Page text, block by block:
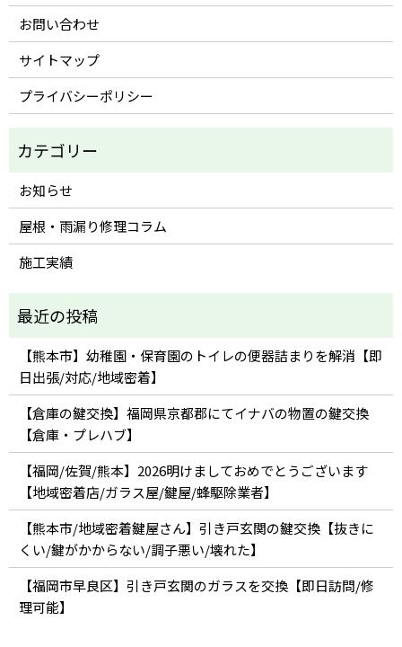
お問い合わせ
サイトマップ
プライバシーポリシー
お知らせ
屋根・雨漏り修理コラム
施工実績
【熊本市】幼稚園・保育園のトイレの便器詰まりを解消【即
日出張/対応/地域密着】
【倉庫の鍵交換】福岡県京都郡にてイナバの物置の鍵交換
【倉庫・プレハブ】
【福岡/佐賀/熊本】2026明けましておめでとうございます
【地域密着店/ガラス屋/鍵屋/蜂駆除業者】
【熊本市/地域密着鍵屋さん】引き戸玄関の鍵交換【抜きに
くい/鍵がかからない/調子悪い/壊れた】
【福岡市早良区】引き戸玄関のガラスを交換【即日訪問/修
理可能】